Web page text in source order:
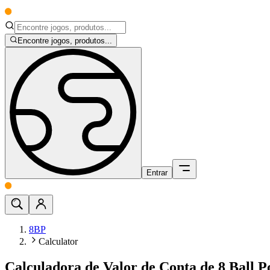
Encontre jogos, produtos...
Entrar
8BP
Calculator